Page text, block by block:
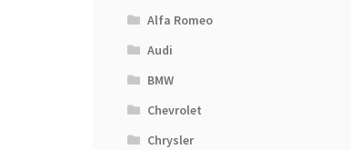
Alfa Romeo
Audi
BMW
Chevrolet
Chrysler